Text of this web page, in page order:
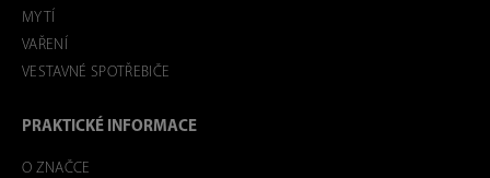
MYTÍ
VAŘENÍ
VESTAVNÉ SPOTŘEBIČE
PRAKTICKÉ INFORMACE
O ZNAČCE